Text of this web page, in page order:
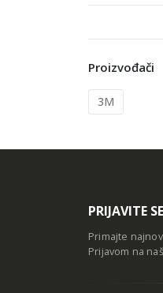
Proizvođači
3M
PRIJAVITE
Primajte
Prijavom na